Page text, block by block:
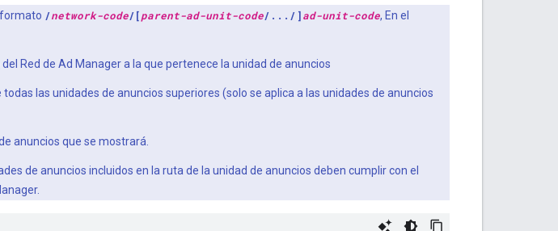
formato /network-code/[parent-ad-unit-code/.../]ad-unit-code, En el
del Red de Ad Manager a la que pertenece la unidad de anuncios
todas las unidades de anuncios superiores (solo se aplica a las unidades de anuncios
anuncios que se mostrará.
de anuncios incluidos en la ruta de la unidad de anuncios deben cumplir con el